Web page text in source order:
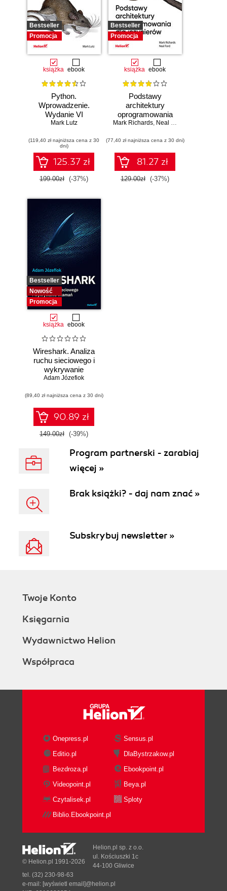
Bestseller
Promocja
książka ebook
Python.
Wprowadzenie.
Wydanie VI
Mark Lutz
(119,40 zł najniższa cena z 30
dni)
125.37 zł
199.00zł (-37%)
Bestseller
Promocja
książka ebook
Podstawy
architektury
oprogramowania
dla inżynierów.
Mark Richards, Neal Ford
(77,40 zł najniższa cena z 30 dni)
81.27 zł
129.00zł (-37%)
Bestseller
Nowość
Promocja
książka ebook
Wireshark. Analiza
ruchu sieciowego i
wykrywanie
włamań
Adam Józefiok
(89,40 zł najniższa cena z 30 dni)
90.89 zł
149.00zł (-39%)
Program partnerski - zarabiaj
więcej »
Brak książki? - daj nam znać »
Subskrybuj newsletter »
Twoje Konto
Księgarnia
Wydawnictwo Helion
Współpraca
Onepress.pl
Sensus.pl
Editio.pl
DlaBystrzakow.pl
Bezdroza.pl
Ebookpoint.pl
Videopoint.pl
Beya.pl
Czytalisek.pl
Sploty
Biblio.Ebookpoint.pl
© Helion.pl 1991-2026
Helion.pl sp. z o.o.
ul. Kościuszki 1c
44-100 Gliwice
tel. (32) 230-98-63
e-mail: [wyświetl email]@helion.pl